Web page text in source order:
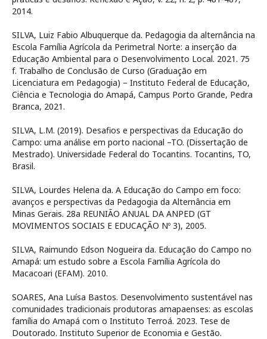
2014.
SILVA, Luiz Fabio Albuquerque da. Pedagogia da alternância na
Escola Família Agrícola da Perimetral Norte: a inserção da
Educação Ambiental para o Desenvolvimento Local. 2021. 75
f. Trabalho de Conclusão de Curso (Graduação em
Licenciatura em Pedagogia) – Instituto Federal de Educação,
Ciência e Tecnologia do Amapá, Campus Porto Grande, Pedra
Branca, 2021.
SILVA, L.M. (2019). Desafios e perspectivas da Educação do
Campo: uma análise em porto nacional –TO. (Dissertação de
Mestrado). Universidade Federal do Tocantins. Tocantins, TO,
Brasil.
SILVA, Lourdes Helena da. A Educação do Campo em foco:
avanços e perspectivas da Pedagogia da Alternância em
Minas Gerais. 28a REUNIÃO ANUAL DA ANPED (GT
MOVIMENTOS SOCIAIS E EDUCAÇÃO Nº 3), 2005.
SILVA, Raimundo Edson Nogueira da. Educação do Campo no
Amapá: um estudo sobre a Escola Família Agrícola do
Macacoari (EFAM). 2010.
SOARES, Ana Luísa Bastos. Desenvolvimento sustentável nas
comunidades tradicionais produtoras amapaenses: as escolas
família do Amapá com o Instituto Terroá. 2023. Tese de
Doutorado. Instituto Superior de Economia e Gestão.